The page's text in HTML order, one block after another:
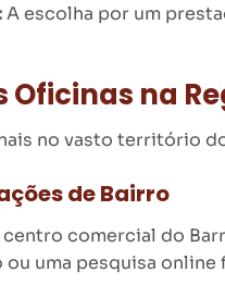
A escolha por um
na
no vasto território
de Bairro
comercial do
ou uma pesquisa